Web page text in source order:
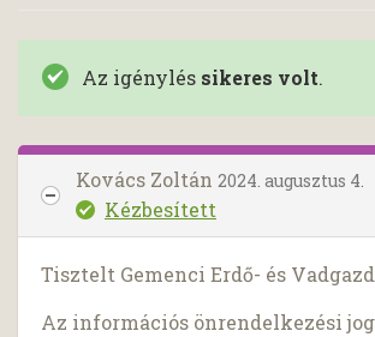
Az igénylés sikeres volt.
Kovács Zoltán 2024. augusztus 4.
Kézbesített
Tisztelt Gemenci Erdő- és
Az információs önrendelkezési